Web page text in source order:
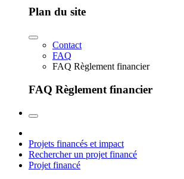
Plan du site
Contact
FAQ
FAQ Règlement financier
FAQ Règlement financier
Projets financés et impact
Rechercher un projet financé
Projet financé